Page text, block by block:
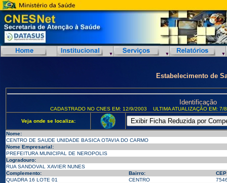
Estabelecimento de
Identificação
CADASTRADO NO CNES EM: 12/9/2003 ULTIMA ATUALIZAÇÃO EM:
Veja onde se localiza:
Nome:
CENTRO DE SAUDE UNIDADE BASICA OTAVIA DO CARMO
Nome Empresarial:
PREFEITURA MUNICIPAL DE NEROPOLIS
Logradouro:
RUA SANDOVAL XAVIER NUNES
Complemento:
Bairro:
QUADRA 16 LOTE 01
CENTRO